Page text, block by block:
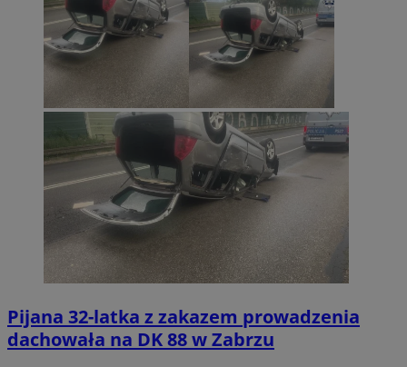
Pijana 32-latka z zakazem prowadzenia
dachowała na DK 88 w Zabrzu